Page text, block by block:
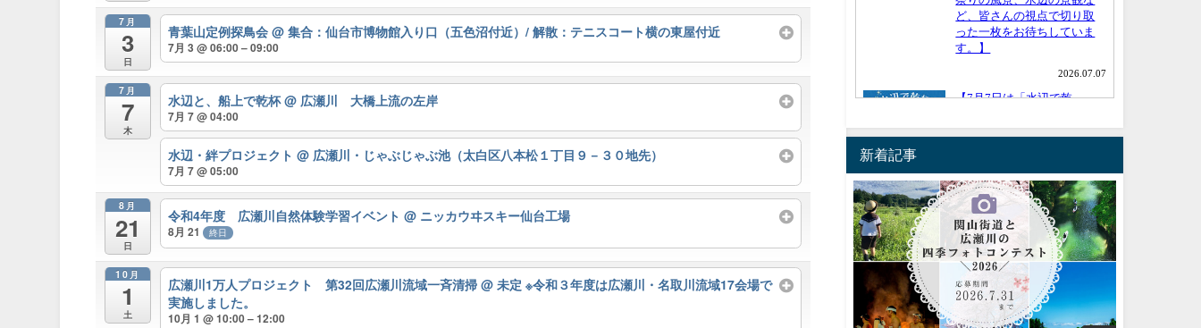
7月
3
日
青葉山定例探鳥会 @ 集合：仙台市博物館入り口（五色沼付近）/ 解散：テニスコート横の東屋付近
7月 3 @ 06:00 – 09:00
7月
7
木
水辺と、船上で乾杯@ 広瀬川 大橋上流の左岸
7月 7 @ 04:00
水辺・絆プロジェクト @ 広瀬川・じゃぶじゃぶ池（太白区八本松１丁目９－３０地先）
7月 7 @ 05:00
8月
21
日
令和4年度 広瀬川自然体験学習イベント @ ニッカウヰスキー仙台工場
8月 21 終日
10月
1
土
広瀬川1万人プロジェクト 第32回広瀬川流域一斉清掃 @ 未定 ※令和３年度は広瀬川・名取川流域17会場で
実施しました。
10月 1 @ 10:00 – 12:00
新着記事